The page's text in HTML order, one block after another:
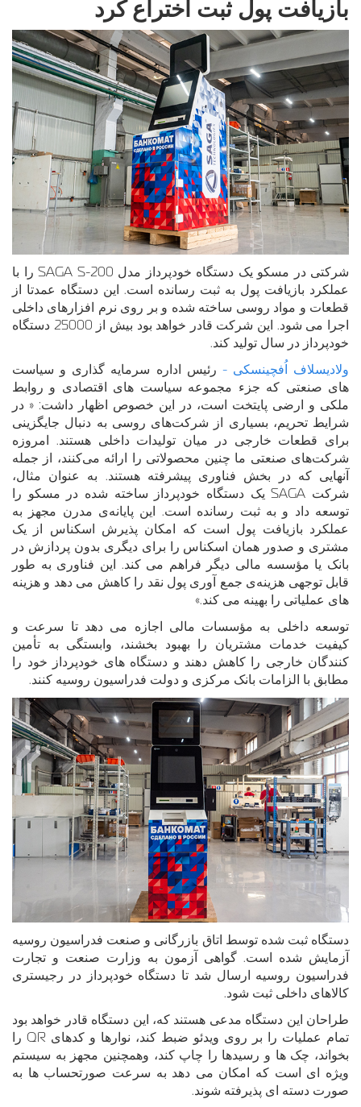
بازیافت پول ثبت اختراع کرد
شرکتی در مسکو یک دستگاه خودپرداز مدل SAGA S-200 را با
عملکرد بازیافت پول به ثبت رسانده است. این دستگاه عمدتا از
قطعات و مواد روسی ساخته شده و بر روی نرم افزارهای داخلی
اجرا می شود. این شرکت قادر خواهد بود بیش از 25000 دستگاه
خودپرداز در سال تولید کند.
ولادیسلاف اُفچینسکی - رئیس اداره سرمایه گذاری و سیاست
های صنعتی که جزء مجموعه سیاست های اقتصادی و روابط
ملکی و ارضی پایتخت است، در این خصوص اظهار داشت: « در
شرایط تحریم، بسیاری از شرکت‌های روسی به دنبال جایگزینی
برای قطعات خارجی در میان تولیدات داخلی هستند. امروزه
شرکت‌های صنعتی ما چنین محصولاتی را ارائه می‌کنند، از جمله
آنهایی که در بخش فناوری پیشرفته هستند. به عنوان مثال،
شرکت SAGA یک دستگاه خودپرداز ساخته شده در مسکو را
توسعه داد و به ثبت رسانده است. این پایانه‌ی مدرن مجهز به
عملکرد بازیافت پول است که امکان پذیرش اسکناس از یک
مشتری و صدور همان اسکناس را برای دیگری بدون پردازش در
بانک یا مؤسسه مالی دیگر فراهم می کند. این فناوری به طور
قابل توجهی هزینه‌ی جمع آوری پول نقد را کاهش می دهد و هزینه
های عملیاتی را بهینه می کند.»
توسعه داخلی به مؤسسات مالی اجازه می دهد تا سرعت و
کیفیت خدمات مشتریان را بهبود بخشند، وابستگی به تأمین
کنندگان خارجی را کاهش دهند و دستگاه های خودپرداز خود را
مطابق با الزامات بانک مرکزی و دولت فدراسیون روسیه کنند.
دستگاه ثبت شده توسط اتاق بازرگانی و صنعت فدراسیون روسیه
آزمایش شده است. گواهی آزمون به وزارت صنعت و تجارت
فدراسیون روسیه ارسال شد تا دستگاه خودپرداز در رجیستری
کالاهای داخلی ثبت شود.
طراحان این دستگاه مدعی هستند که، این دستگاه قادر خواهد بود
تمام عملیات را بر روی ویدئو ضبط کند، نوارها و کدهای QR را
بخواند، چک ها و رسیدها را چاپ کند، وهمچنین مجهز به سیستم
ویژه ای است که امکان می دهد به سرعت صورتحساب ها به
صورت دسته ای پذیرفته شوند.